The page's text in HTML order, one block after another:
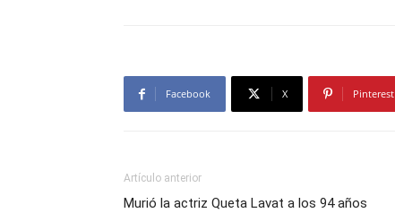
Facebook X Pinterest
Artículo anterior
Murió la actriz Queta Lavat a los 94 años